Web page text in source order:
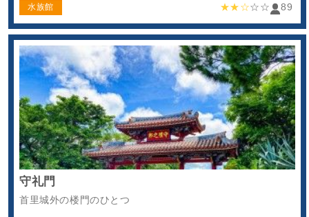
水族館 ★★☆☆☆ 89
守礼門
首里城外の楼門のひとつ